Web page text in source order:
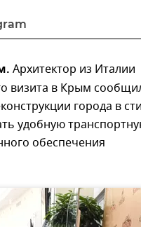
Архитектор из Италии
визита в Крым
города в
удобную
обеспечения